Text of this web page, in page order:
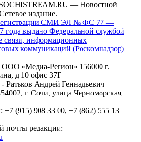
— Новостной
издание.
регистрации СМИ ЭЛ № ФС 77 —
года выдано Федеральной службой
связи, информационных
коммуникаций (Роскомнадзор)
«Медиа-Регион» 156000 г.
д.10 офис 37Г
Ратьков Андрей Геннадьевич
г. Сочи, улица Черноморская,
+7 (915) 908 33 00, +7 (862) 555 13
почты редакции: